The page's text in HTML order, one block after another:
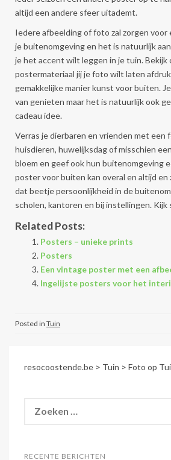
altijd een andere sfeer uitademt.
Iedere afbeelding of foto zal zorgen voor
je buitenomgeving en het is natuurlijk
je het accent wilt leggen in je tuin. Bekijk
postermateriaal jij je foto wilt laten
gemakkelijke manier kunst voor buiten.
van genieten maar het is natuurlijk ook
cadeau idee.
Verras je dierbaren en vrienden met een
huisdieren, huwelijksdag of misschien
bloem en geef ook hun buitenomgeving
poster voor buiten kan overal en altijd en
dat beetje persoonlijkheid in de
scholen, kantoren en bij instellingen. Kijk
Related Posts:
Posters – unieke prints
Posters
Een vintage poster met een
Ingelijste posters voor het
Posted in Tuin
resocoostende.be > Tuin > Foto op
naar:
RECENTE BERICHTEN